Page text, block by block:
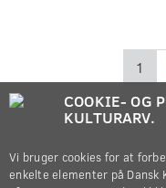
1
COOKIE- OG
KULTURARV.
Vi bruger cookies for at
enkelte elementer på